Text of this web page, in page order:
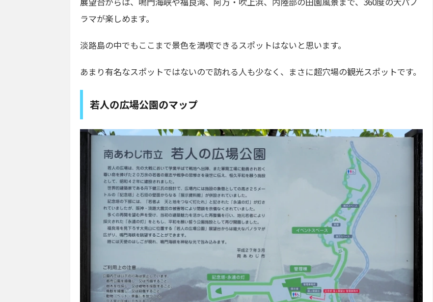
ラマが楽しめます。
淡路島の中でもここまで景色を満喫できるスポットはないと思います。
あまり有名なスポットではないので訪れる人も少なく、まさに超穴場の観光スポットです。
若人の広場公園のマップ